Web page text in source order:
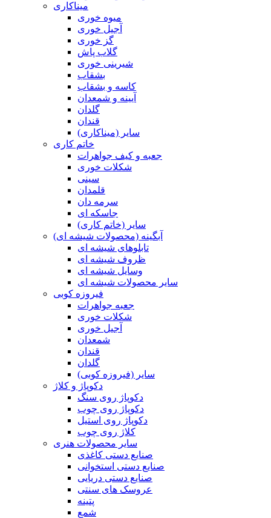
میناکاری
میوه خوری
آجیل خوری
گز خوری
گلاب پاش
شیرینی خوری
بشقاب
کاسه و بشقاب
آیینه و شمعدان
گلدان
قندان
سایر (میناکاری)
خاتم کاری
جعبه و کیف جواهرات
شکلات خوری
سینی
قلمدان
سرمه دان
جاسکه ای
سایر (خاتم کاری)
آبگینه (محصولات شیشه ای)
تابلوهای شیشه ای
ظروف شیشه ای
وسایل شیشه ای
سایر محصولات شیشه ای
فیروزه کوبی
جعبه جواهرات
شکلات خوری
آجیل خوری
شمعدان
قندان
گلدان
سایر (فیروزه کوبی)
دکوپاژ و کلاژ
دکوپاژ روی سنگ
دکوپاژ روی چوب
دکوپاژ روی استیل
کلاژ روی چوب
سایر محصولات هنری
صنایع دستی کاغذی
صنایع دستی استخوانی
صنایع دستی دریایی
عروسک های سنتی
پتینه
شمع